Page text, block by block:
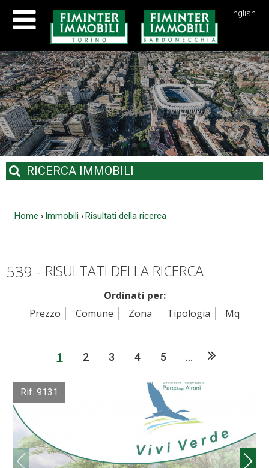
English
RICERCA IMMOBILI
Home › Immobili ›Risultati della ricerca
539 - RISULTATI DELLA RICERCA
Ordinati per:
Prezzo
Comune Zona Tipologia Mq
1 2 3 4 5 ...
Rif. 9131